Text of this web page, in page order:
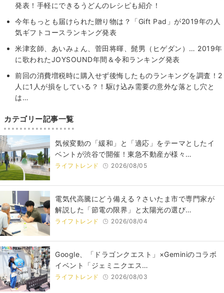
発表！手軽にできるうどんのレシピも紹介！
今年もっとも届けられた贈り物は？「Gift Pad」が2019年の人
気ギフトコースランキング発表
米津玄師、あいみょん、菅田将暉、髭男（ヒゲダン）… 2019年
に歌われたJOYSOUND年間＆令和ランキング発表
前回の消費増税時に購入せず後悔したものランキングを調査！2
人に1人が損をしている？！駆け込み需要の意外な落とし穴と
は…
カテゴリー記事一覧
気候変動の「緩和」と「適応」をテーマとしたイ
ベントが渋谷で開催！東急不動産が様々…
ライフトレンド 2026/08/05
電気代高騰にどう備える？さいたま市で専門家が
解説した「節電の限界」と太陽光の選び…
ライフトレンド 2026/08/04
Google、「ドラゴンクエスト」×Geminiのコラボ
イベント「ジェミニクエス…
ライフトレンド 2026/08/03